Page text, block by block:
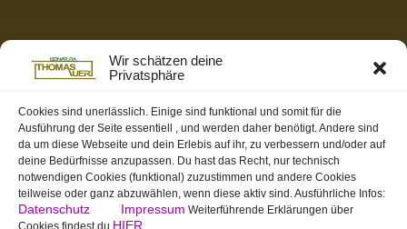
Wir schätzen deine
Privatsphäre
Cookies sind unerlässlich. Einige sind funktional und somit für die
Ausführung der Seite essentiell , und werden daher benötigt. Andere sind
da um diese Webseite und dein Erlebis auf ihr, zu verbessern und/oder auf
deine Bedürfnisse anzupassen. Du hast das Recht, nur technisch
notwendigen Cookies (funktional) zuzustimmen und andere Cookies
teilweise oder ganz abzuwählen, wenn diese aktiv sind. Ausführliche Infos:
Datenschutz Impressum Weiterführende Erklärungen über
Cookies findest du HIER
Partnerseiten / Empfehlungen
K-Wellness – Karin Meier
S&S Informatik GmbH
Ihr Partner für zukunftsorientierte Informatik
Swiss-skymodel
opens your eyes
St. Gallen Info